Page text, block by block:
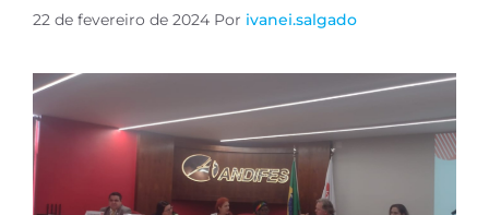
22 de fevereiro de 2024 Por ivanei.salgado